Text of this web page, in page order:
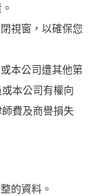
視窗，以確保您
本公司遭其他第
本公司有權向
費及商譽損失
的資料。